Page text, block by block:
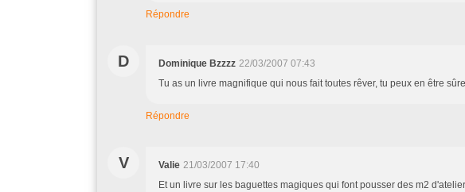
Répondre
D Dominique Bzzzz 22/03/2007 07:43
Tu as un livre magnifique qui nous fait toutes rêver, tu peux en être sûre
Répondre
V Valie 21/03/2007 17:40
Et un livre sur les baguettes magiques qui font pousser des m2